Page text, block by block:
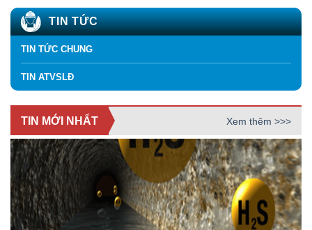
TIN TỨC
TIN TỨC CHUNG
TIN ATVSLĐ
TIN MỚI NHẤT Xem thêm >>>